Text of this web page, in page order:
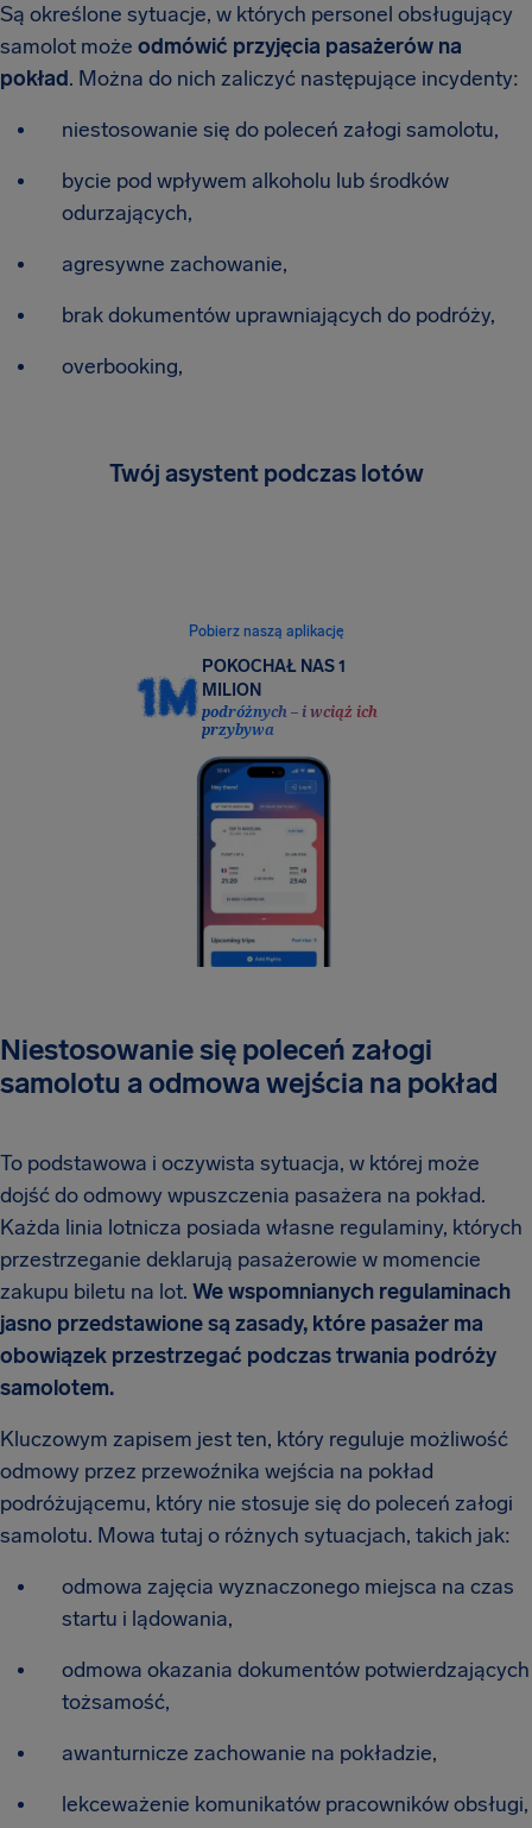
Są określone sytuacje, w których personel obsługujący
samolot może odmówić przyjęcia pasażerów na
pokład. Można do nich zaliczyć następujące incydenty:
niestosowanie się do poleceń załogi samolotu,
bycie pod wpływem alkoholu lub środków
odurzających,
agresywne zachowanie,
brak dokumentów uprawniających do podróży,
overbooking,
Twój asystent podczas lotów
Pobierz naszą aplikację
POKOCHAŁ NAS 1
MILION
podróżnych – i wciąż ich
przybywa
Niestosowanie się poleceń załogi
samolotu a odmowa wejścia na pokład
To podstawowa i oczywista sytuacja, w której może
dojść do odmowy wpuszczenia pasażera na pokład.
Każda linia lotnicza posiada własne regulaminy, których
przestrzeganie deklarują pasażerowie w momencie
zakupu biletu na lot. We wspomnianych regulaminach
jasno przedstawione są zasady, które pasażer ma
obowiązek przestrzegać podczas trwania podróży
samolotem.
Kluczowym zapisem jest ten, który reguluje możliwość
odmowy przez przewoźnika wejścia na pokład
podróżującemu, który nie stosuje się do poleceń załogi
samolotu. Mowa tutaj o różnych sytuacjach, takich jak:
odmowa zajęcia wyznaczonego miejsca na czas
startu i lądowania,
odmowa okazania dokumentów potwierdzających
tożsamość,
awanturnicze zachowanie na pokładzie,
lekceważenie komunikatów pracowników obsługi,